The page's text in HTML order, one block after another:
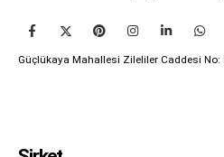
Güçlükaya Mahallesi Zileliler Caddesi No: